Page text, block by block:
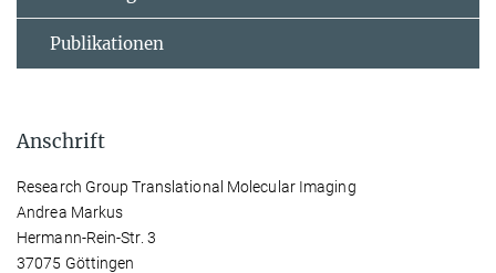
Publikationen
Anschrift
Research Group Translational Molecular Imaging
Andrea Markus
Hermann-Rein-Str. 3
37075 Göttingen